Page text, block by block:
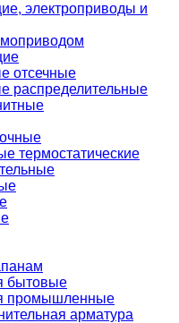
электроприводы и
отсечные
распределительные
термостатические
бытовые
промышленные
арматура